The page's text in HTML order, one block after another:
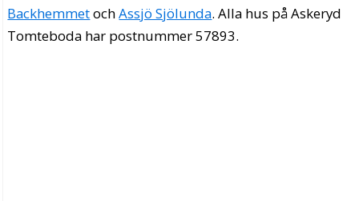
BackhemmetochAssjö Sjölunda. Alla hus på Askeryd
Tomteboda har postnummer 57893.